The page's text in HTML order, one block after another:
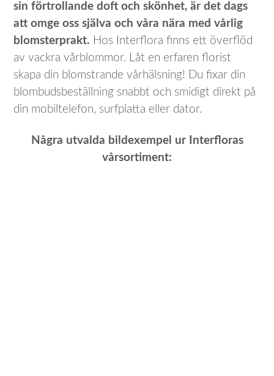
sin förtrollande doft och skönhet, är det dags
att omge oss själva och våra nära med vårlig
blomsterprakt. Hos Interflora finns ett överflöd
av vackra vårblommor. Låt en erfaren florist
skapa din blomstrande vårhälsning! Du fixar din
blombudsbeställning snabbt och smidigt direkt på
din mobiltelefon, surfplatta eller dator.
Några utvalda bildexempel ur Interfloras
vårsortiment: